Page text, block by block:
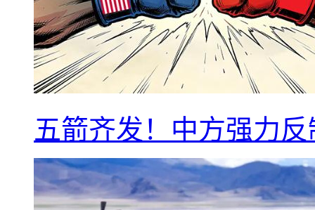
五箭齐发！中方强力